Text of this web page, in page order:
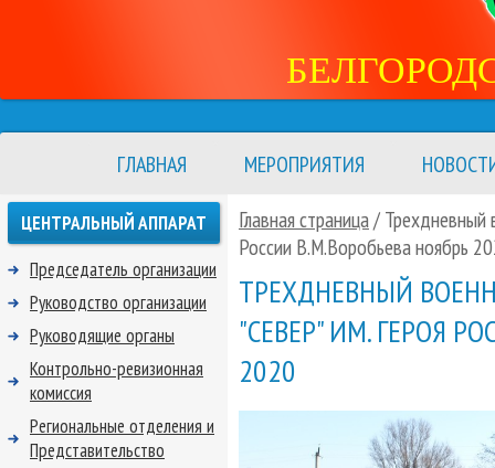
ГЛАВНАЯ МЕРОПРИЯТИЯ
Главная страница/ Трехдневный
России В.М.Воробьева ноябрь
ТРЕХДНЕВНЫЙ
"СЕВЕР" ИМ. ГЕРОЯ
2020
ЦЕНТРАЛЬНЫЙ АППАРАТ
Председатель организации
Руководство организации
Руководящие органы
Контрольно-ревизионная
комиссия
Региональные отделения и
Представительство